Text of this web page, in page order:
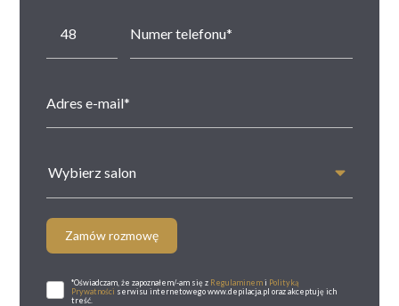
Wybierz salon
Zamów rozmowę
*Oświadczam, że zapoznałem/-am się z Regulaminemi Polityką
Prywatności serwisu internetowego www.depilacja.pl oraz akceptuję ich
treść.